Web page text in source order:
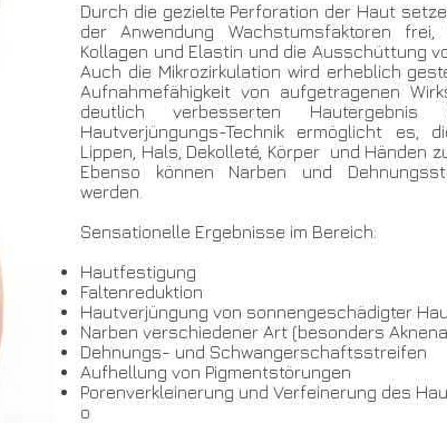
Durch die gezielte Perforation der Haut
der Anwendung Wachstumsfaktoren
Kollagen und Elastin und die Ausschüttung
Auch die Mikrozirkulation wird erheblich
Aufnahmefähigkeit von aufgetragenen
deutlich verbesserten
Hautverjüngungs-Technik ermöglicht es,
Lippen, Hals, Dekolleté, Körper und Händen
Ebenso können Narben und
werden.
Sensationelle Ergebnisse im Bereich:
Hautfestigung
Faltenreduktion
Hautverjüngung von sonnengeschädigter
Narben verschiedener Art (besonders
Dehnungs- und Schwangerschaftsstreifen
Aufhellung von Pigmentstörungen
Porenverkleinerung und Verfeinerung des
o